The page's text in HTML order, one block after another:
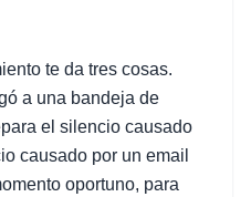
te da tres cosas.
a una bandeja de
el silencio causado
causado por un email
oportuno, para